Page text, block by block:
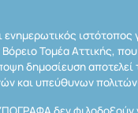
ιστότοπος
Τομέα Αττικής, που
δημοσίευση αποτελεί
και υπεύθυνων